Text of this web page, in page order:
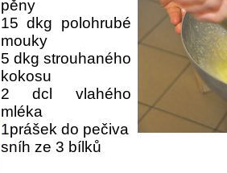
pěny
15 dkg polohrubé
mouky
5 dkg strouhaného
kokosu
2 dcl vlahého
mléka
1prášek do pečiva
sníh ze 3 bílků